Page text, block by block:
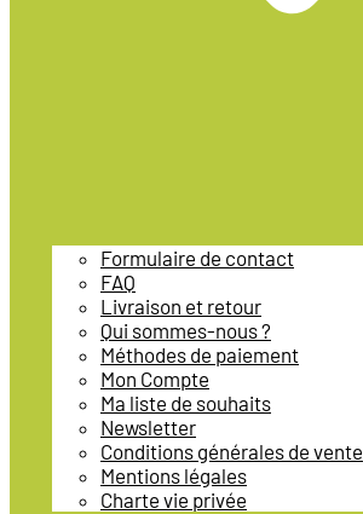
Formulaire de contact
FAQ
Livraison et retour
Qui sommes-nous ?
Méthodes de paiement
Mon Compte
Ma liste de souhaits
Newsletter
Conditions générales de vente
Mentions légales
Charte vie privée